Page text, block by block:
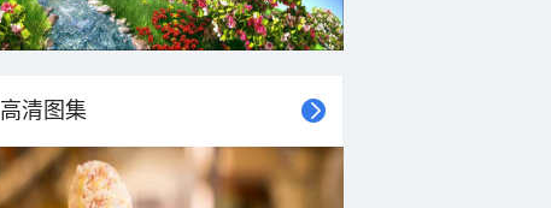
21时 22时 23时 00时 01时
高清图集